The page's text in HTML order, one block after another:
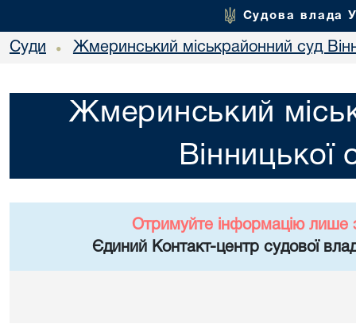
Судова влада
Суди • Жмеринський міськрайонний суд
Жмеринський
Вінницької
Отримуйте інформацію лише
Єдиний Контакт-центр судової